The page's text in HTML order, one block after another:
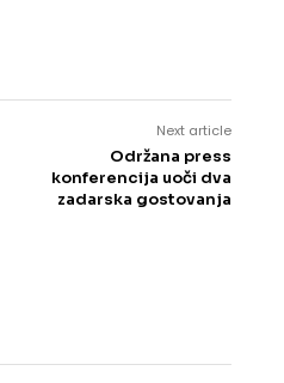
Next article
Održana press
konferencija uoči dva
zadarska gostovanja